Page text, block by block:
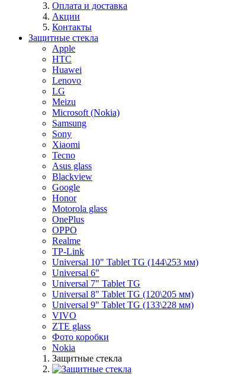
Оплата и доставка
Акции
Контакты
Защитные стекла
Apple
HTC
Huawei
Lenovo
LG
Meizu
Microsoft (Nokia)
Samsung
Sony
Xiaomi
Tecno
Asus glass
Blackview
Google
Honor
Motorola glass
OnePlus
OPPO
Realme
TP-Link
Universal 10" Tablet TG (144\253 мм)
Universal 6"
Universal 7" Tablet TG
Universal 8" Tablet TG (120\205 мм)
Universal 9" Tablet TG (133\228 мм)
VIVO
ZTE glass
Фото коробки
Nokia
Защитные стекла